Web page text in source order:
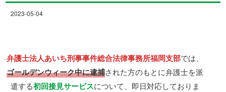
2023-05-04
弁護士法人あいち刑事事件総合法律事務所福岡支部では、
ゴールデンウィーク中に逮捕された方のもとに弁護士を派
遣する初回接見サービスについて、即日対応しておりま